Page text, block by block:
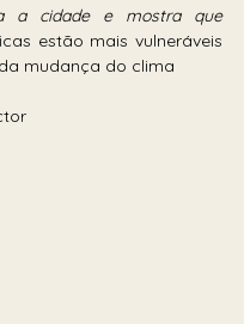
a cidade e mostra que
estão mais vulneráveis
mudança do clima